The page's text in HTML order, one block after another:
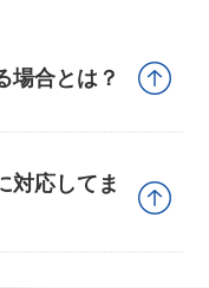
場合とは？
対応してま